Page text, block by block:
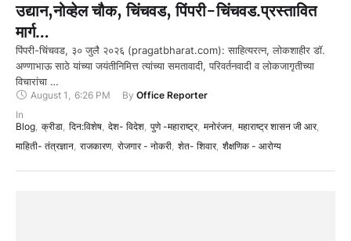
उद्यान,नोव्हेल चौक, चिंचवड, पिंपरी-चिंचवड.प्रस्तावित
मार्ग…
पिंपरी-चिंचवड, ३० जुलै २०२६ (pragatbharat.com): साहित्यरत्न, लोकशाहीर डॉ.
अण्णाभाऊ साठे यांच्या जयंतीनिमित्त त्यांच्या समतावादी, परिवर्तनवादी व लोकजागृतीच्या
विचारांचा …
August 1 6:26 PM By Office Reporter
In
Blog, क्रीडा, दिन:विशेष, देश- विदेश, पुणे -महाराष्ट्र, मनोरंजन, महाराष्ट्र शासन जी आर,
माहिती- तंत्रज्ञान, राजकारण, रोजगार - नोकरी, शेत- शिवार, शैक्षणिक - आरोग्य